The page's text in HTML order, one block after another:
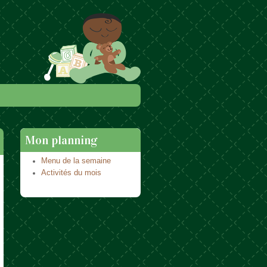
Mon planning
Menu de la semaine
Activités du mois